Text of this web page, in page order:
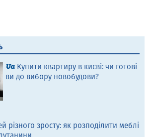
Купити квартиру в києві: чи готові
ви до вибору новобудови?
різного зросту: як розподілити меблі